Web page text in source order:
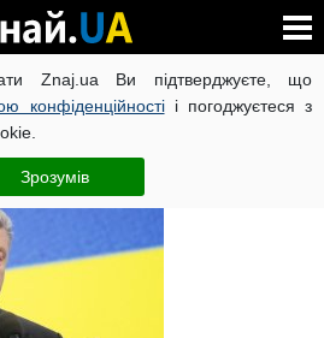
Znaj.ua Ви підтверджуєте, що
конфіденційностіі погоджуєтеся з
Зрозумів